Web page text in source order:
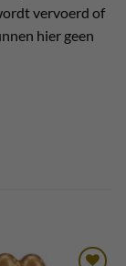
vervoerd of
hier geen